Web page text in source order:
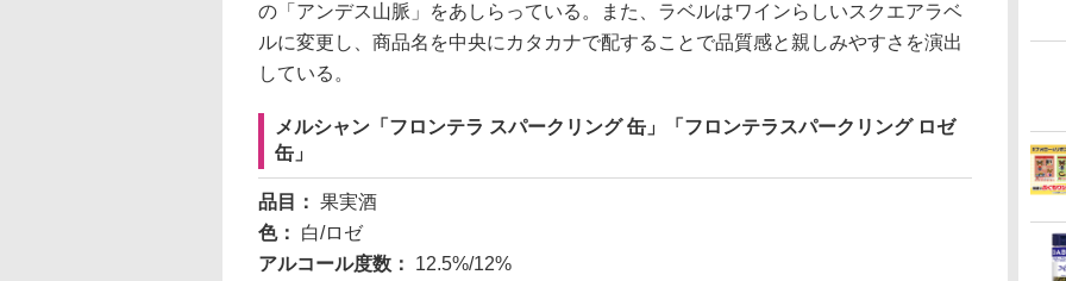
の「アンデス山脈」をあしらっている。また、ラベルはワインらしいスクエアラベ
ルに変更し、商品名を中央にカタカナで配することで品質感と親しみやすさを演出
している。
メルシャン「フロンテラ スパークリング 缶」「フロンテラスパークリング ロゼ
缶」
品目： 果実酒
色： 白/ロゼ
アルコール度数： 12.5%/12%